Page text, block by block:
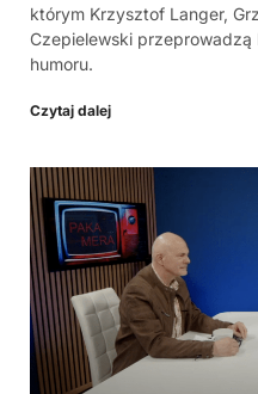
którym Krzysztof Langer,
Czepielewski przeprowadzą
humoru.
Czytaj dalej